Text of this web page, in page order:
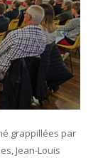
grappillées par
Jean-Louis